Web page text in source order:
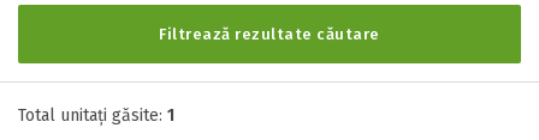
Filtrează rezultate căutare
Stele / margarete
Neclasificat
1 stea / margareta
Total unitați găsite: 1